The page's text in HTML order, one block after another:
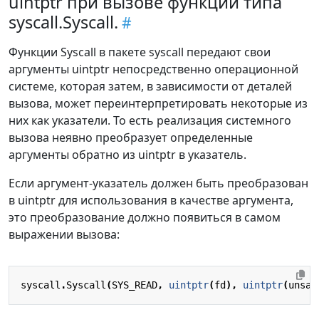
syscall.Syscall.
Функции Syscall в пакете syscall передают свои
аргументы uintptr непосредственно операционной
системе, которая затем, в зависимости от деталей
вызова, может переинтерпретировать некоторые из
них как указатели. То есть реализация системного
вызова неявно преобразует определенные
аргументы обратно из uintptr в указатель.
Если аргумент-указатель должен быть преобразован
в uintptr для использования в качестве аргумента,
это преобразование должно появиться в самом
выражении вызова:
syscall .Syscall (SYS_READ, uintptr(fd ), uintptr(